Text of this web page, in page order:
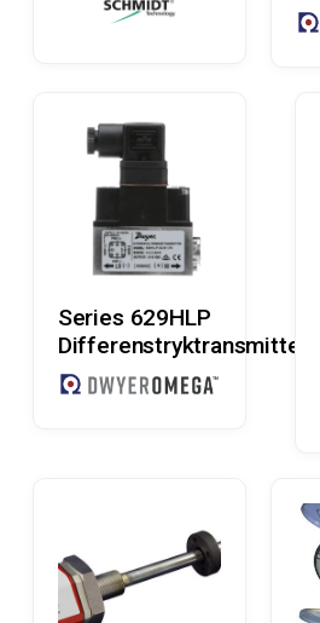
Series 629HLP
Differenstryktransmitter